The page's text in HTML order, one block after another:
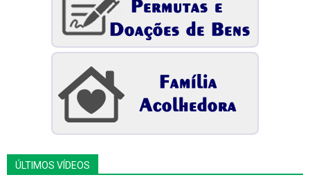
ÚLTIMOS VÍDEOS